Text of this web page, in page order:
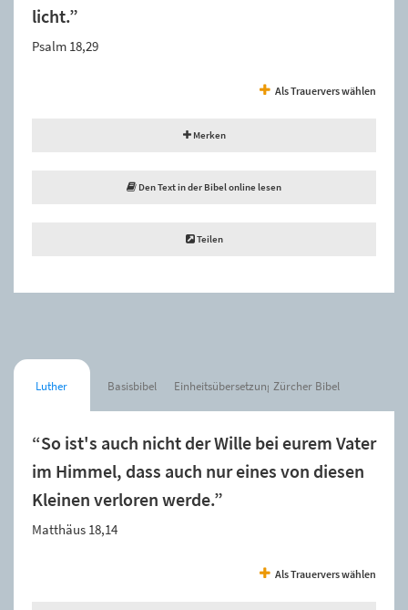
licht.”
Psalm 18,29
Als Trauervers wählen
Merken
Den Text in der Bibel online lesen
Teilen
Luther Basisbibel Einheitsübersetzung Zürcher Bibel
“So ist's auch nicht der Wille bei eurem Vater
im Himmel, dass auch nur eines von diesen
Kleinen verloren werde.”
Matthäus 18,14
Als Trauervers wählen